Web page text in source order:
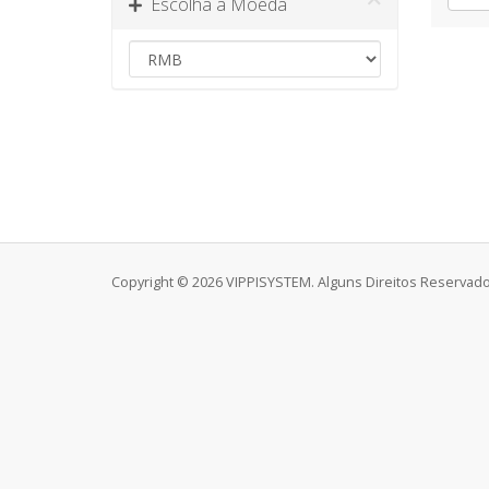
Copyright © 2026 VIPPISYSTEM. Alguns Direitos